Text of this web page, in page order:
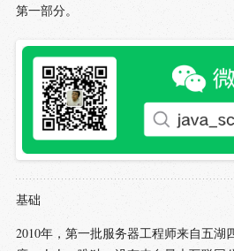
第一部分。
基础
2010年，第一批服务器工程师来自五湖